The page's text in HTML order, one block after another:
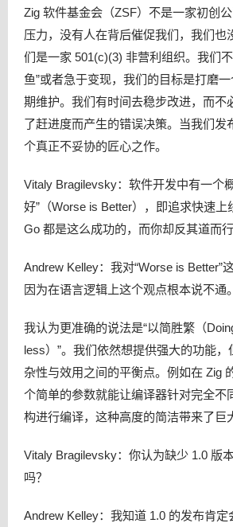
Zig 软件基金会（ZSF）不是一家初创
压力，没有人在背后催促我们，我们也
们是一家 501(c)(3) 非营利组织。我们
鱼”或者急于变现，我们的目标是打磨
期维护。我们有时间去稳步改进，而不
了赶进度而产生的错误决策。当我们发
个真正不妥协的匠心之作。
Vitaly Bragilevsky：软件开发中有一个
好”（Worse is Better），即追求快速上
Go 都是这么成功的，而你却反其道而行
Andrew Kelley：我对“Worse is Better”
因为在语言逻辑上这个观点根本说不通。
我认为更准确的说法是“以简胜繁（
less）”。我们依然想提供强大的功能，
杂性与效用之间的平衡点。例如在 Zig
个简单的参数就能让编译器针对完全不
构进行编译，这种高度的简洁带来了巨
Vitaly Bragilevsky：你认为缺少 1.0 版
吗？
Andrew Kelley：我知道 1.0 的发布肯定